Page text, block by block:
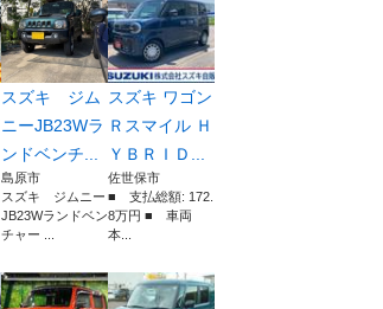
スズキ ジム
ニーJB23Wラ
ンドベンチ...
島原市
スズキ ジムニー
JB23Wランドベン
チャー ...
スズキ ワゴン
Ｒスマイル Ｈ
ＹＢＲＩＤ...
佐世保市
■ 支払総額: 172.
8万円 ■ 車両
本...